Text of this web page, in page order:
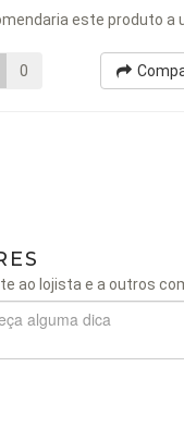
este produto a
0
ao lojista e a outros